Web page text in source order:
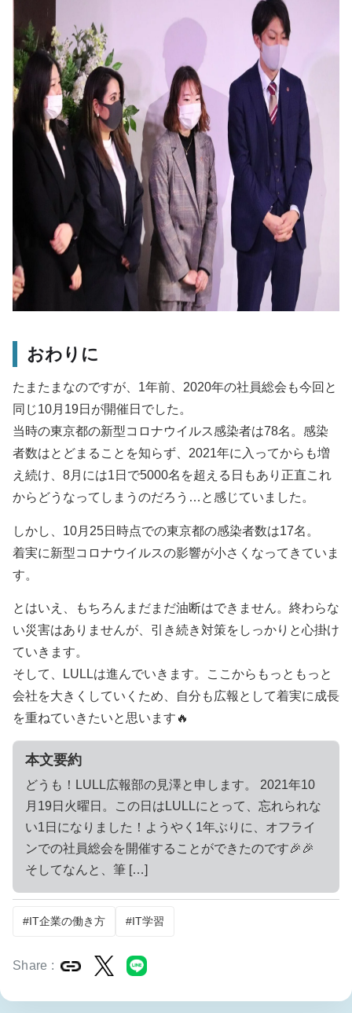
おわりに
たまたまなのですが、1年前、2020年の社員総会も今回と
同じ10月19日が開催日でした。
当時の東京都の新型コロナウイルス感染者は78名。感染
者数はとどまることを知らず、2021年に入ってからも増
え続け、8月には1日で5000名を超える日もあり正直これ
からどうなってしまうのだろう…と感じていました。
しかし、10月25日時点での東京都の感染者数は17名。
着実に新型コロナウイルスの影響が小さくなってきていま
す。
とはいえ、もちろんまだまだ油断はできません。終わらな
い災害はありませんが、引き続き対策をしっかりと心掛け
ていきます。
そして、LULLは進んでいきます。ここからもっともっと
会社を大きくしていくため、自分も広報として着実に成長
を重ねていきたいと思います🔥
本文要約
どうも！LULL広報部の見澤と申します。 2021年10
月19日火曜日。この日はLULLにとって、忘れられな
い1日になりました！ようやく1年ぶりに、オフライ
ンでの社員総会を開催することができたのです🎉🎉
そしてなんと、筆 […]
#IT企業の働き方 #IT学習
Share : リンクをコピー
XでシェアLINEでシェア